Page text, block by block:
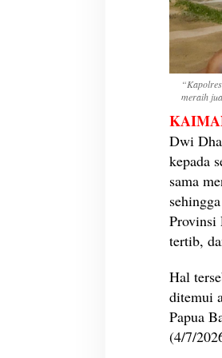
meraih
Dwi
kepada
sama
Provinsi
tertib,
Hal
ditemui
Papua
(4/7/